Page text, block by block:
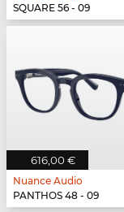
SQUARE 56 - 09
616,00 €
Nuance Audio
PANTHOS 48 - 09